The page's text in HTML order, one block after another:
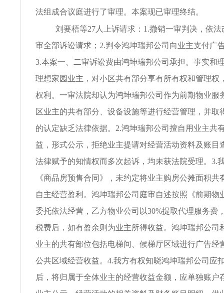
法组成合议庭进行了审理。本案现已审理终结。
刘要梧等27人上诉请求：1.撤销一审判决，依
审全部诉讼请求；2.判令鸿坤瑞邦公司向业主支付广
3.本案一、二审诉讼费由鸿坤瑞邦公司承担。事实和
理想家园业主，对小区共有部分享有所有权和管理权
权利。一审法院却认为鸿坤瑞邦公司作为前期物业服
区业主的共有部分、设备设施等进行经营管理，并取
的认定缺乏法律依据。2.鸿坤瑞邦公司擅自用业主共
益，形式公示，拒绝业主提请对经营活动资料及账目
法律赋予的知情权而多次起诉，均未获法院受理。3.
《商品房预售合同》，未约定将业主购房公摊面积共
自主经营盈利。鸿坤瑞邦公司庭审自述按照《前期物
委托依法经营，乙方物业公司以30%提取代理服务费
税费后，如有盈余则为业主所得收益。鸿坤瑞邦公司
业主的共有部位包括电梯间、候梯厅区域进行广告经
公共区域经营收益。4.我方有权知晓鸿坤瑞邦公司应
后，将归属于全体业主的经营收益金额，应单独账户